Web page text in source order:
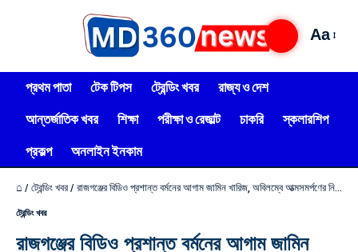
Aa
প্রথম পাতা টেক টিপস ট্রেন্ডিং খবর
রাজ্য ও দেশ
আন্তর্জাতিক খবর
শিক্ষা পরীক্ষা ও রেজাল্ট চাকরি
স্কলারশিপ
প্রকল্প
অনলাইন ইনকাম
⌂ / ট্রেন্ডিং খবর / রাজগঞ্জের বিডিও প্রশান্ত বর্মনের আগাম জামিন খারিজ, অবিলম্বে আত্মসমর্পণের নির্দেশ হাইকোর্টের
ট্রেন্ডিং খবর
রাজগঞ্জের বিডিও প্রশান্ত বর্মনের আগাম জামিন